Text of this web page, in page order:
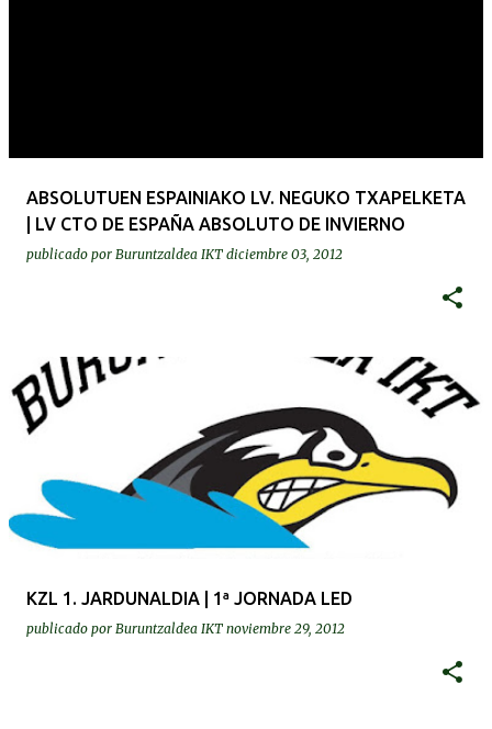
ABSOLUTUEN ESPAINIAKO LV. NEGUKO TXAPELKETA
| LV CTO DE ESPAÑA ABSOLUTO DE INVIERNO
publicado por Buruntzaldea IKT diciembre 03, 2012
KZL 1. JARDUNALDIA | 1ª JORNADA LED
publicado por Buruntzaldea IKT noviembre 29, 2012